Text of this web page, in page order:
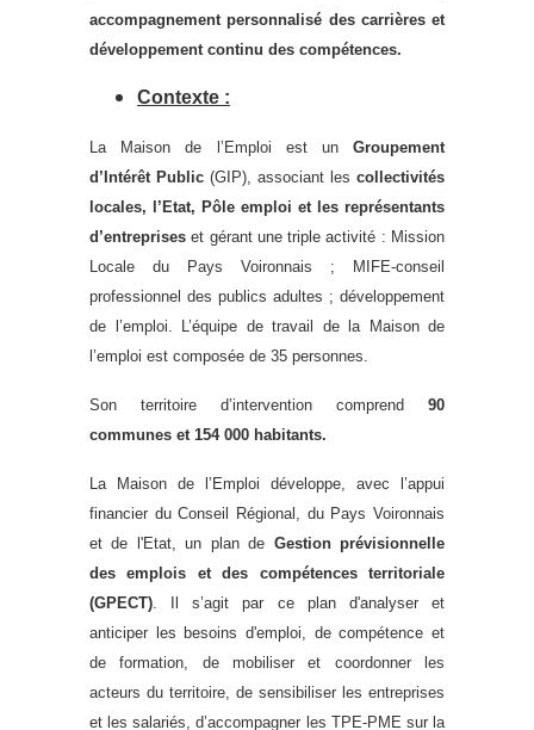
accompagnement personnalisé des carrières et
développement continu des compétences.
Contexte :
La Maison de l’Emploi est un Groupement
d’Intérêt Public (GIP), associant les collectivités
locales, l’Etat, Pôle emploi et les représentants
d’entreprises et gérant une triple activité : Mission
Locale du Pays Voironnais ; MIFE-conseil
professionnel des publics adultes ; développement
de l’emploi. L’équipe de travail de la Maison de
l’emploi est composée de 35 personnes.
Son territoire d’intervention comprend 90
communes et 154000 habitants.
La Maison de l’Emploi développe, avec l’appui
financier du Conseil Régional, du Pays Voironnais
et de l'Etat, un plan de Gestion prévisionnelle
des emplois et des compétences territoriale
(GPECT) . Il s’agit par ce plan d'analyser et
anticiper les besoins d'emploi, de compétence et
de formation, de mobiliser et coordonner les
acteurs du territoire, de sensibiliser les entreprises
et les salariés, d’accompagner les TPE-PME sur la